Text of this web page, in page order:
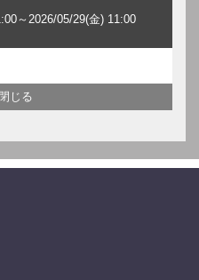
～2026/05/29(金) 11:00